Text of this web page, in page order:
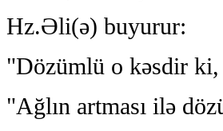
Hz.Əli(ə) buyurur:
"Dözümlü o kəsdir ki,
"Ağlın artması ilə